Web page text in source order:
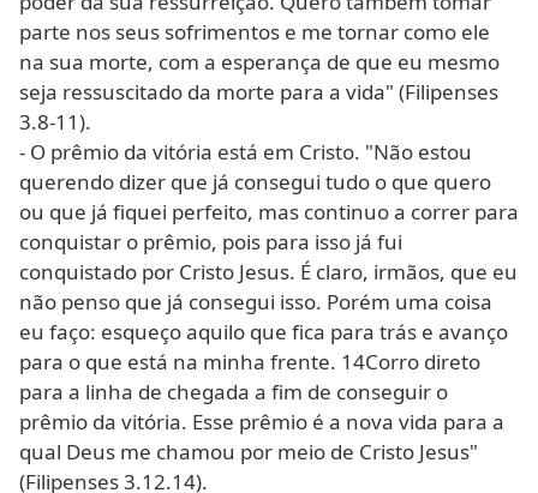
parte nos seus sofrimentos e me tornar como ele
na sua morte, com a esperança de que eu mesmo
seja ressuscitado da morte para a vida" (Filipenses
3.8-11).
- O prêmio da vitória está em Cristo. "Não estou
querendo dizer que já consegui tudo o que quero
ou que já fiquei perfeito, mas continuo a correr para
conquistar o prêmio, pois para isso já fui
conquistado por Cristo Jesus. É claro, irmãos, que eu
não penso que já consegui isso. Porém uma coisa
eu faço: esqueço aquilo que fica para trás e avanço
para o que está na minha frente. 14Corro direto
para a linha de chegada a fim de conseguir o
prêmio da vitória. Esse prêmio é a nova vida para a
qual Deus me chamou por meio de Cristo Jesus"
(Filipenses 3.12.14).